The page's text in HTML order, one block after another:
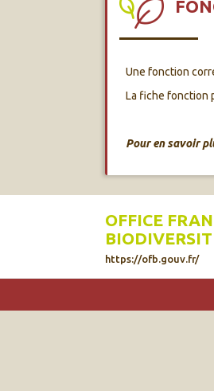
Une fonction
La fiche fonction
Pour en savoir
OFFICE
https://ofb.gouv.fr/